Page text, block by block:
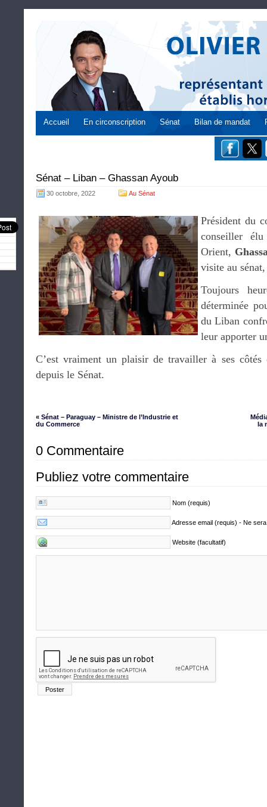
Accueil En circonscription Sénat Bilan de mandat
Sénat – Liban – Ghassan Ayoub
30 octobre, 2022 Au Sénat
Président du
conseiller
Orient,
visite au
Toujours
déterminée
du Liban
leur apporter
C’est vraiment un plaisir de travailler à ses
depuis le Sénat.
« Sénat – Paraguay – Ministre de l’Industrie et
du Commerce
la
0 Commentaire
Publiez votre commentaire
Nom (requis)
Adresse email (requis) - Ne
Website (facultatif)